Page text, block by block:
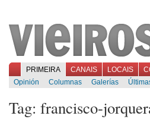
PRIMEIRA CANAIS LOCAIS
Opinión
Columnas Galerías
Tag: francisco-